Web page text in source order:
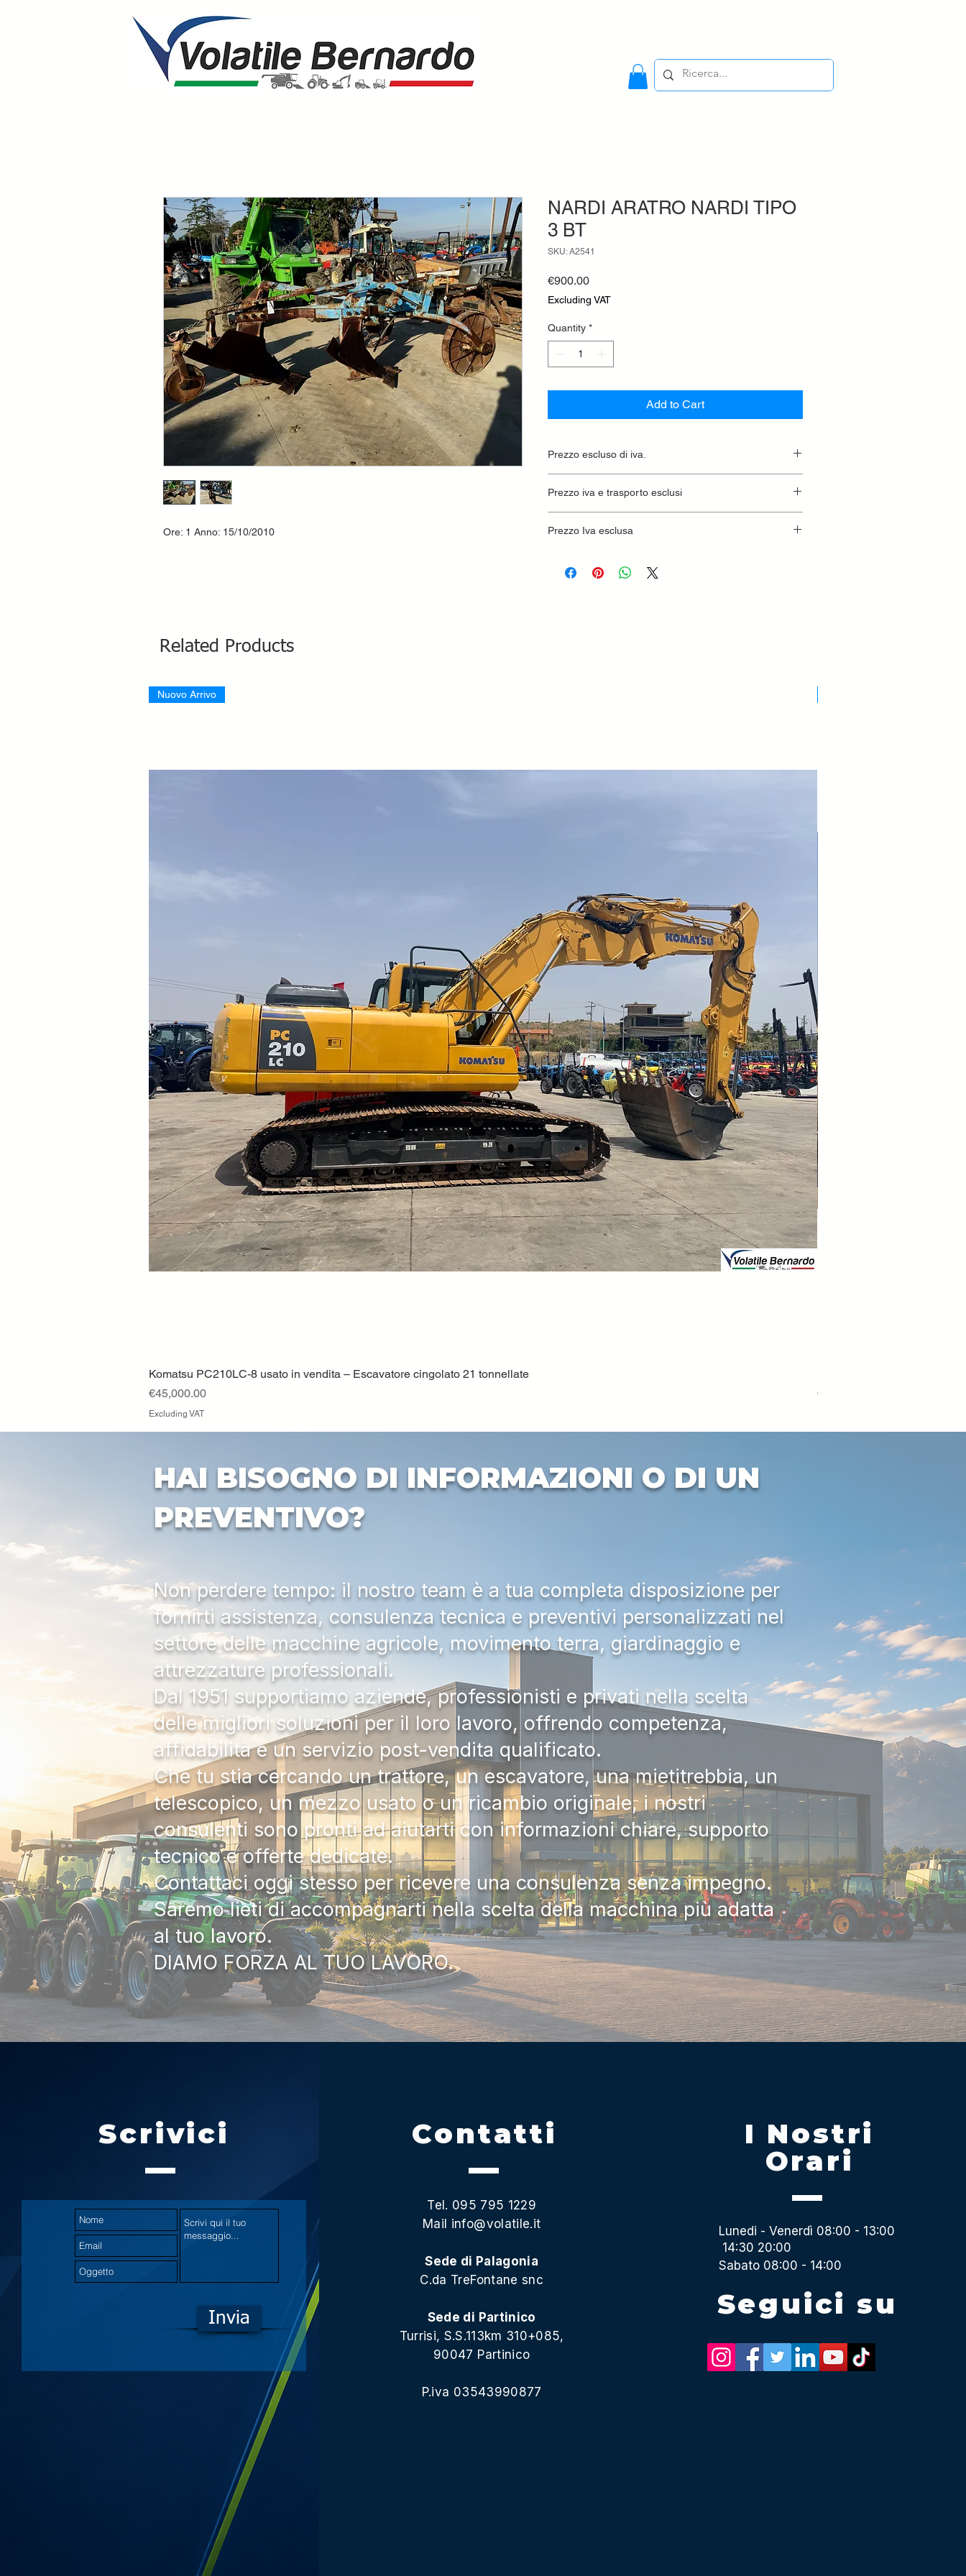
Ore: 1 Anno: 15/10/2010
NARDI ARATRO NARDI TIPO
3 BT
SKU: A2541
€900.00Price
Excluding VAT
Quantity *
Add to Cart
Prezzo escluso di iva.
Prezzo iva e trasporto esclusi
Prezzo Iva esclusa
Related Products
Quick View
Nuovo Arrivo
Komatsu PC210LC-8 usato in vendita – Escavatore cingolato 21 tonnellate
Price
€45,000.00
Excluding VAT
Price
€33,000.00
HAI BISOGNO DI INFORMAZIONI O DI UN
PREVENTIVO?
Non perdere tempo: il nostro team è a tua completa disposizione per
fornirti assistenza, consulenza tecnica e preventivi personalizzati nel
settore delle macchine agricole, movimento terra, giardinaggio e
attrezzature professionali.
Dal 1951 supportiamo aziende, professionisti e privati nella scelta
delle migliori soluzioni per il loro lavoro, offrendo competenza,
affidabilità e un servizio post-vendita qualificato.
Che tu stia cercando un trattore, un escavatore, una mietitrebbia, un
telescopico, un mezzo usato o un ricambio originale, i nostri
consulenti sono pronti ad aiutarti con informazioni chiare, supporto
tecnico e offerte dedicate.
Contattaci oggi stesso per ricevere una consulenza senza impegno.
Saremo lieti di accompagnarti nella scelta della macchina più adatta
al tuo lavoro.
DIAMO FORZA AL TUO LAVORO.
Scrivici
Invia
Contatti
Tel. 095 795 1229
Mail info@volatile.it
Sede di Palagonia
C.da TreFontane snc
Sede di Partinico
Turrisi, S.S.113km 310+085,
90047 Partinico
P.iva 03543990877
I Nostri
Orari
Lunedi - Venerdì 08:00 - 13:00
14:30 20:00
Sabato 08:00 - 14:00
Seguici su